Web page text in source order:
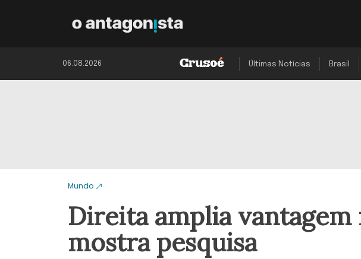
06.08.2026 Últimas Notícias Brasil
Mundo
Direita amplia vantagem
mostra pesquisa